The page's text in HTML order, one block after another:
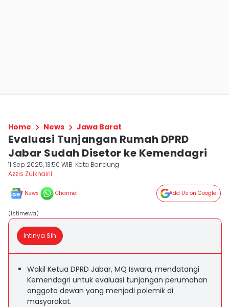
Home News Jawa Barat
Evaluasi Tunjangan Rumah DPRD
Jabar Sudah Disetor ke Kemendagri
11 Sep 2025, 13:50 WIB Kota Bandung
Azzis Zulkhairil
News Channel Add Us on Google
(Istimewa)
Intinya Sih
Wakil Ketua DPRD Jabar, MQ Iswara, mendatangi
Kemendagri untuk evaluasi tunjangan perumahan
anggota dewan yang menjadi polemik di
masyarakat.